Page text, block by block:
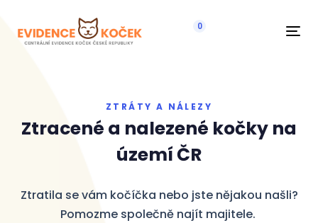
0
ZTRÁTY A NÁLEZY
Ztracené a nalezené kočky na
území ČR
Ztratila se vám kočíčka nebo jste nějakou našli?
Pomozme společně najít majitele.